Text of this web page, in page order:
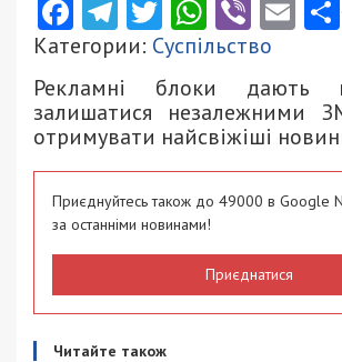
Facebook
Telegram
TwitterViber
Категории: Суспільство
Рекламні блоки дають
залишатися незалежними
отримувати найсвіжіші
Приєднуйтесь також до 49000 в Google
за останніми новинами!
Приєднатися
Читайте також